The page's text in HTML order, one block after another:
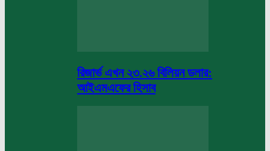
রিজার্ভ এখন ২৩.২৬ বিলিয়ন ডলার:
আইএমএফের হিসাব